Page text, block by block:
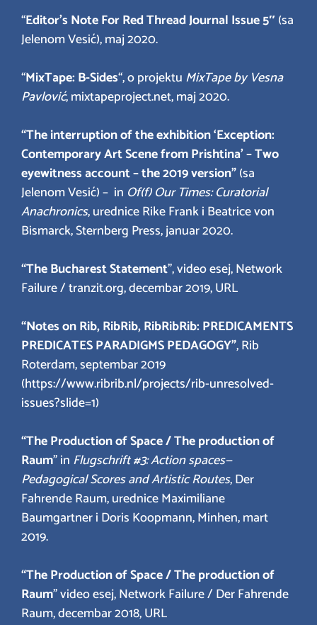
“Editor’s Note For Red Thread Journal Issue 5″(sa
Jelenom Vesić), maj 2020.
“MixTape: B-Sides“, o projektu MixTape by Vesna
Pavlović, mixtapeproject.net, maj 2020.
“The interruption of the exhibition ‘Exception:
Contemporary Art Scene from Prishtina’ – Two
eyewitness account – the 2019 version”(sa
Jelenom Vesić) – in Of(f) Our Times: Curatorial
Anachronics, urednice Rike Frank i Beatrice von
Bismarck, Sternberg Press, januar 2020.
“The Bucharest Statement”, video esej, Network
Failure / tranzit.org, decembar 2019, URL
“Notes on Rib, RibRib, RibRibRib: PREDICAMENTS
PREDICATES PARADIGMS PEDAGOGY”, Rib
Roterdam, septembar 2019
(https://www.ribrib.nl/projects/rib-unresolved-
issues?slide=1)
“The Production of Space / The production of
Raum” in Flugschrift #3: Action spaces—
Pedagogical Scores and Artistic Routes, Der
Fahrende Raum, urednice Maximiliane
Baumgartner i Doris Koopmann, Minhen, mart
2019.
“The Production of Space / The production of
Raum” video esej, Network Failure / Der Fahrende
Raum, decembar 2018, URL